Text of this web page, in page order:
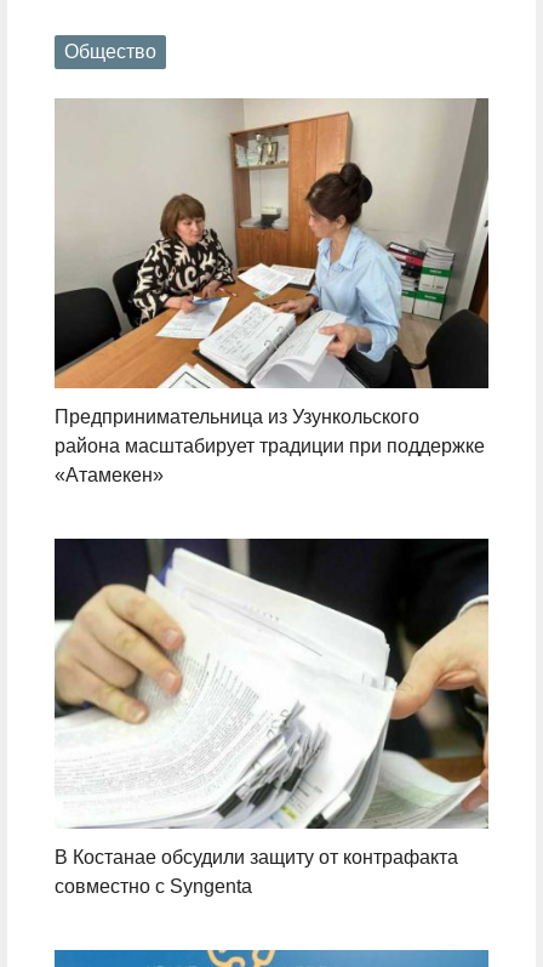
Общество
Предпринимательница из Узункольского
района масштабирует традиции при поддержке
«Атамекен»
В Костанае обсудили защиту от контрафакта
совместно с Syngenta